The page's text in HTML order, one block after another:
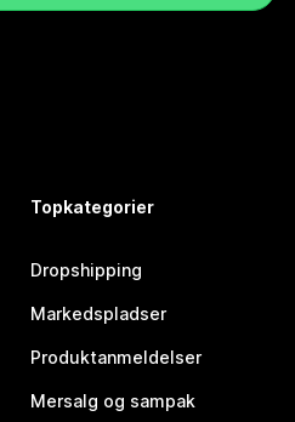
Topkategorier
Dropshipping
Markedspladser
Produktanmeldelser
Mersalg og sampak